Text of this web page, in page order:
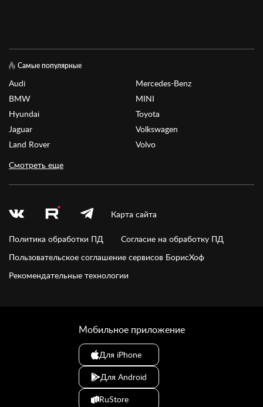
Самые популярные
Audi
BMW
Hyundai
Jaguar
Land Rover
Mercedes-Benz
MINI
Toyota
Volkswagen
Volvo
Смотреть еще
Карта сайта
Политика обработки ПД
Согласие на обработку ПД
Пользовательское соглашение сервисов БорисХоф
Рекомендательные технологии
Мобильное приложение
Для iPhone
Для Android
RuStore